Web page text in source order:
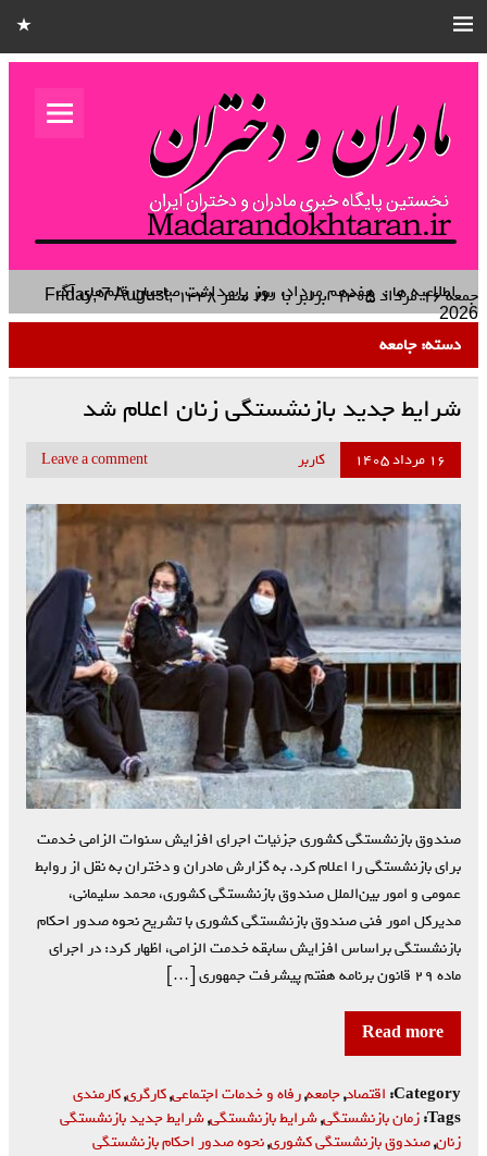
مادران و
اطلاعیه ها : هفدهم مرداد، روز پاسداشت صاحبان قلم‌های
آگاهی‌بخش و راویان صادق حقیقت استجمعه ۱۶ مرداد ۱۴۰۵ برابر با۲۳ صفر ۱۴۴۸
Friday, 7 August,
دسته:جامعه
شرایط جدید بازنشستگی زنان اعلام شد
۱۶ مرداد ۱۴۰۵ کاربر Leave a comment
صندوق بازنشستگی کشوری جزئیات اجرای افزایش سنوات الزامی خدمت
برای بازنشستگی را اعلام کرد. به گزارش مادران و دختران به نقل از روابط
عمومی و امور بین‌الملل صندوق بازنشستگی کشوری، محمد سلیمانی،
مدیرکل امور فنی صندوق بازنشستگی کشوری با تشریح نحوه صدور احکام
بازنشستگی براساس افزایش سابقه خدمت الزامی، اظهار کرد: در اجرای
ماده ۲۹ قانون برنامه هفتم پیشرفت جمهوری […]
Read more
Category: اقتصاد,جامعه,رفاه و خدمات اجتماعی,کارگری,کارمندی
Tags: زمان بازنشستگی,شرایط بازنشستگی,شرایط جدید بازنشستگی
زنان,صندوق بازنشستگی کشوری,نحوه صدور احکام بازنشستگی